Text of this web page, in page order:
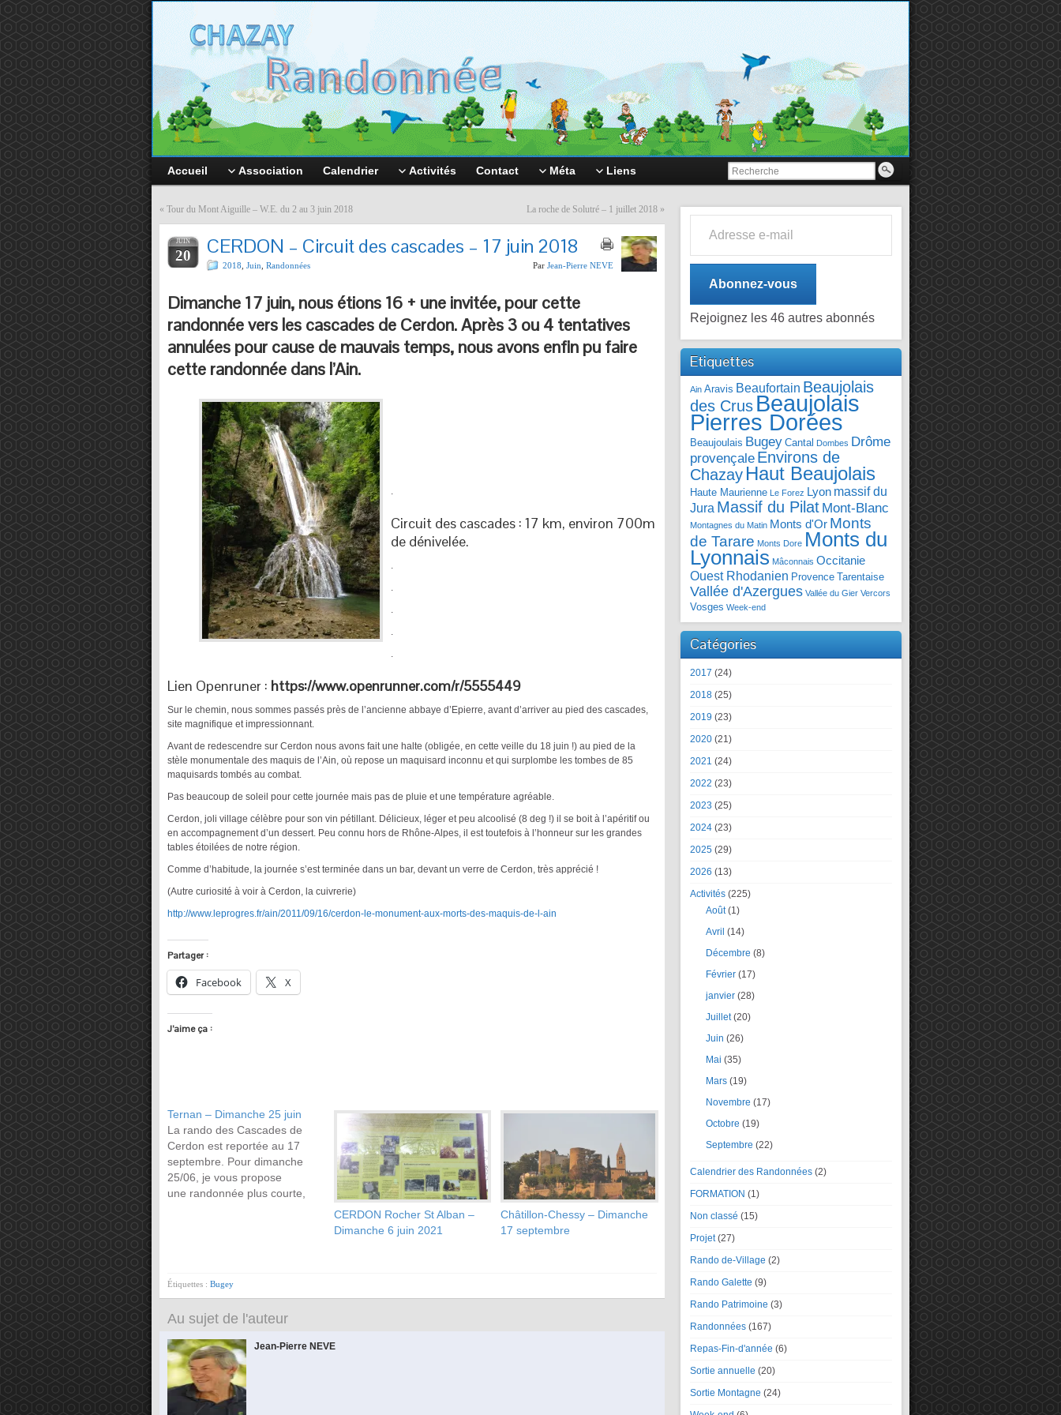
Accueil Association Calendrier Activités Contact Méta Liens
« Tour du Mont Aiguille – W.E. du 2 au 3 juin 2018 La roche de Solutré – 1 juillet 2018 »
JUIN
20 CERDON – Circuit des cascades – 17 juin 2018
2018 Juin Randonnées Par Jean-Pierre NEVE
Dimanche 17 juin, nous étions 16 + une invitée, pour cette
randonnée vers les cascades de Cerdon. Après 3 ou 4 tentatives
annulées pour cause de mauvais temps, nous avons enfin pu faire
cette randonnée dans l’Ain.
.
Circuit des cascades : 17 km, environ 700m
de dénivelée.
.
.
.
.
.
Lien Openruner : https://www.openrunner.com/r/5555449
Sur le chemin, nous sommes passés près de l’ancienne abbaye d’Epierre, avant d’arriver au pied des cascades,
site magnifique et impressionnant.
Avant de redescendre sur Cerdon nous avons fait une halte (obligée, en cette veille du 18 juin !) au pied de la
stèle monumentale des maquis de l’Ain, où repose un maquisard inconnu et qui surplombe les tombes de 85
maquisards tombés au combat.
Pas beaucoup de soleil pour cette journée mais pas de pluie et une température agréable.
Cerdon, joli village célèbre pour son vin pétillant. Délicieux, léger et peu alcoolisé (8 deg !) il se boit à l’apéritif ou
en accompagnement d’un dessert. Peu connu hors de Rhône-Alpes, il est toutefois à l’honneur sur les grandes
tables étoilées de notre région.
Comme d’habitude, la journée s’est terminée dans un bar, devant un verre de Cerdon, très apprécié !
(Autre curiosité à voir à Cerdon, la cuivrerie)
http://www.leprogres.fr/ain/2011/09/16/cerdon-le-monument-aux-morts-des-maquis-de-l-ain
Partager :
Facebook X
J’aime ça :
Ternan – Dimanche 25 juin
La rando des Cascades de
Cerdon est reportée au 17
septembre. Pour dimanche
25/06, je vous propose
une randonnée plus courte,
chapeau et beaucoup d’eau !
CERDON Rocher St Alban –
Dimanche 6 juin 2021
Châtillon-Chessy – Dimanche
17 septembre
Étiquettes : Bugey
Au sujet de l'auteur
Jean-Pierre NEVE
Adresse e-mail
Abonnez-vous
Rejoignez les 46 autres abonnés
Etiquettes
Ain Aravis Beaufortain Beaujolais
des Crus Beaujolais
Pierres Dorées
Beaujoulais Bugey Cantal Dombes Drôme
provençale Environs de
Chazay Haut Beaujolais
Haute Maurienne Le Forez Lyon massif du
Jura Massif du Pilat Mont-Blanc
Montagnes du Matin Monts d'Or Monts
de Tarare Monts Dore Monts du
Lyonnais Mâconnais Occitanie
Ouest Rhodanien Provence Tarentaise
Vallée d'Azergues Vallée du Gier Vercors
Vosges Week-end
Catégories
2017 (24)
2018 (25)
2019 (23)
2020 (21)
2021 (24)
2022 (23)
2023 (25)
2024 (23)
2025 (29)
2026 (13)
Activités (225)
Août(1)
Avril (14)
Décembre (8)
Février (17)
janvier (28)
Juillet(20)
Juin (26)
Mai (35)
Mars (19)
Novembre (17)
Octobre (19)
Septembre (22)
Calendrier des Randonnées (2)
FORMATION (1)
Non classé (15)
Projet(27)
Rando de-Village (2)
Rando Galette (9)
Rando Patrimoine (3)
Randonnées (167)
Repas-Fin-d'année (6)
Sortie annuelle (20)
Sortie Montagne (24)